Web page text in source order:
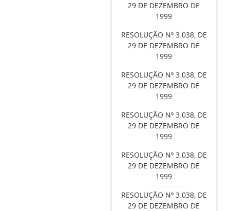
29 DE DEZEMBRO DE
1999
RESOLUÇÃO Nº 3.038, DE
29 DE DEZEMBRO DE
1999
RESOLUÇÃO Nº 3.038, DE
29 DE DEZEMBRO DE
1999
RESOLUÇÃO Nº 3.038, DE
29 DE DEZEMBRO DE
1999
RESOLUÇÃO Nº 3.038, DE
29 DE DEZEMBRO DE
1999
RESOLUÇÃO Nº 3.038, DE
29 DE DEZEMBRO DE